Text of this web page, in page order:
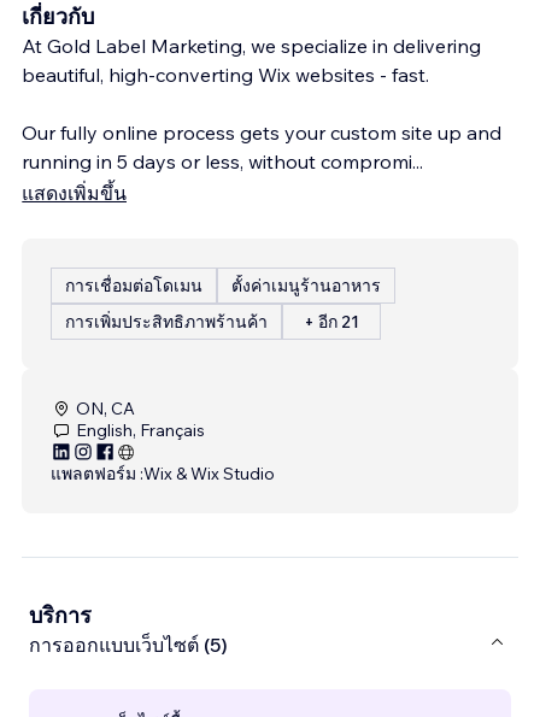
เกี่ยวกับ
At Gold Label Marketing, we specialize in delivering
beautiful, high-converting Wix websites - fast.
Our fully online process gets your custom site up and
running in 5 days or less, without compromi...
แสดงเพิ่มขึ้น
การเชื่อมต่อโดเมน
ตั้งค่าเมนูร้านอาหาร
การเพิ่มประสิทธิภาพร้านค้า
+ อีก 21
ON, CA
English, Français
แพลตฟอร์ม :Wix & Wix Studio
บริการ
การออกแบบเว็บไซต์ (5)